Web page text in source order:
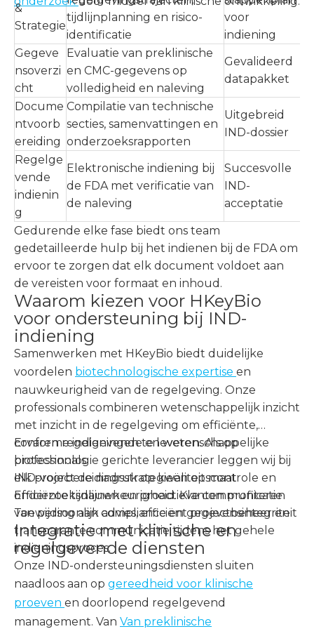
&
Strategie
tijdlijnplanning en risico-
identificatie
voor
indiening
Gegeve
nsoverzi
cht
Evaluatie van preklinische
en CMC-gegevens op
volledigheid en naleving
Gevalideerd
datapakket
Docume
ntvoorb
ereiding
Compilatie van technische
secties, samenvattingen en
onderzoeksrapporten
Uitgebreid
IND-dossier
Regelge
vende
indienin
g
Elektronische indiening bij
de FDA met verificatie van
de naleving
Succesvolle
IND-
acceptatie
Gedurende elke fase biedt ons team
gedetailleerde hulp bij het indienen bij de FDA om
ervoor te zorgen dat elk document voldoet aan
de vereisten voor formaat en inhoud.
Waarom kiezen voor HKeyBio
voor ondersteuning bij IND-
indiening
Samenwerken met HKeyBio biedt duidelijke
voordelen biotechnologische expertise en
nauwkeurigheid van de regelgeving. Onze
professionals combineren wetenschappelijk inzicht
met inzicht in de regelgeving om efficiënte,
conforme indieningen te leveren. Als op
biotechnologie gerichte leverancier leggen wij bij
elk project de nadruk op kwaliteitscontrole en
onderzoeksnauwkeurigheid. Klanten profiteren
van persoonlijk advies, efficiënt projectbeheer en
transparante communicatie tijdens het gehele
indieningsproces.
Ervaren regelgevende en wetenschappelijke
professionals
IND-voorbereidingsstrategieën op maat
Efficiënte tijdlijnen en proactieve communicatie
Toewijding aan compliance en gegevensintegriteit
Integratie met klinische en
regelgevende diensten
Onze IND-ondersteuningsdiensten sluiten
naadloos aan op gereedheid voor klinische
proeven en doorlopend regelgevend
management. Van Van preklinische